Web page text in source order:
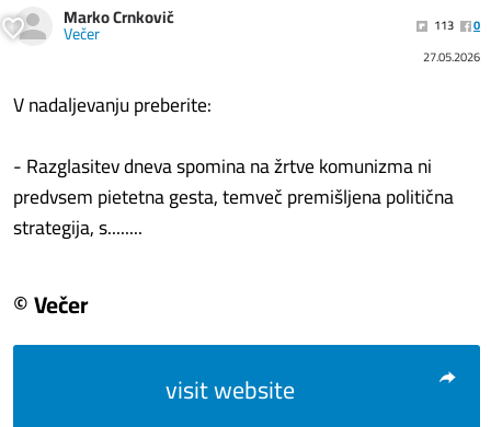
Marko Crnkovič
Večer 113
0
27.05.2026
V nadaljevanju preberite:
- Razglasitev dneva spomina na žrtve komunizma ni
predvsem pietetna gesta, temveč premišljena politična
strategija, s........
© Večer
visit website